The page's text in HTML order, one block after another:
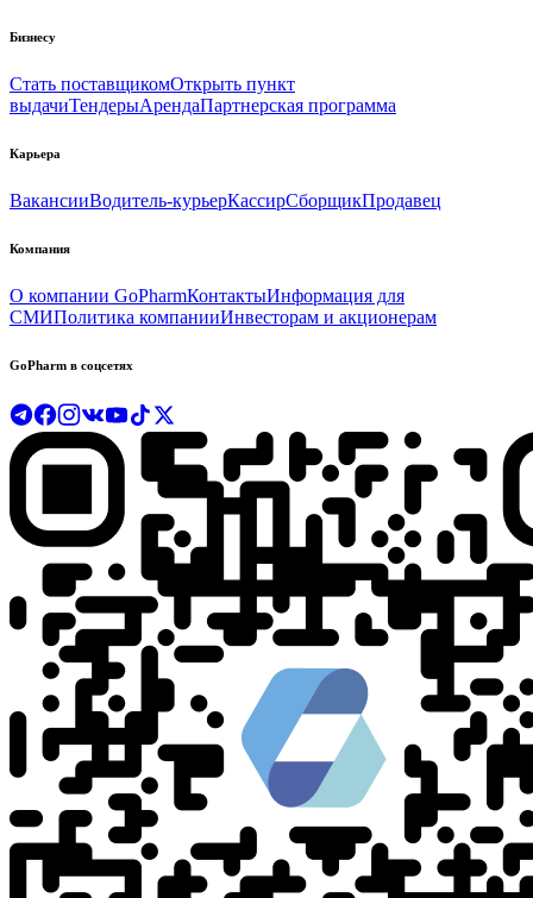
Бизнесу
Стать поставщикомОткрыть пункт
выдачиТендерыАрендаПартнерская программа
Карьера
ВакансииВодитель-курьерКассирСборщикПродавец
Компания
О компании GoPharmКонтактыИнформация для
СМИПолитика компанииИнвесторам и акционерам
GoPharm в соцсетях